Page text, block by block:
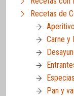
Recetas de
Carne y
Pan y